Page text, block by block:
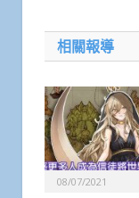
相關報導
08/07/2021